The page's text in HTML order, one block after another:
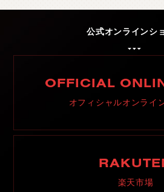
公式オンラインシ
OFFICIAL
オフィシャルオンライ
楽天市場